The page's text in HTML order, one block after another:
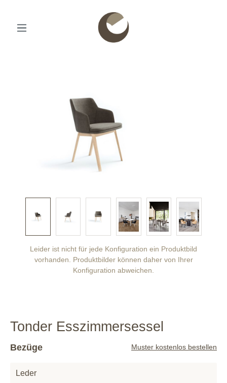
Leider ist nicht für jede Konfiguration ein Produktbild
vorhanden. Produktbilder können daher von Ihrer
Konfiguration abweichen.
Tonder Esszimmersessel
Bezüge Muster kostenlos bestellen
Leder